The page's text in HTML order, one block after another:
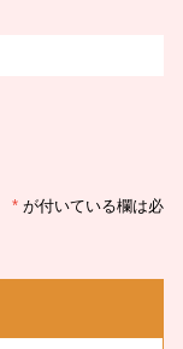
* が付いている欄は必